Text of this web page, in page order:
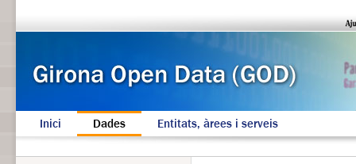
Inici Dades Entitats, àrees i serveis